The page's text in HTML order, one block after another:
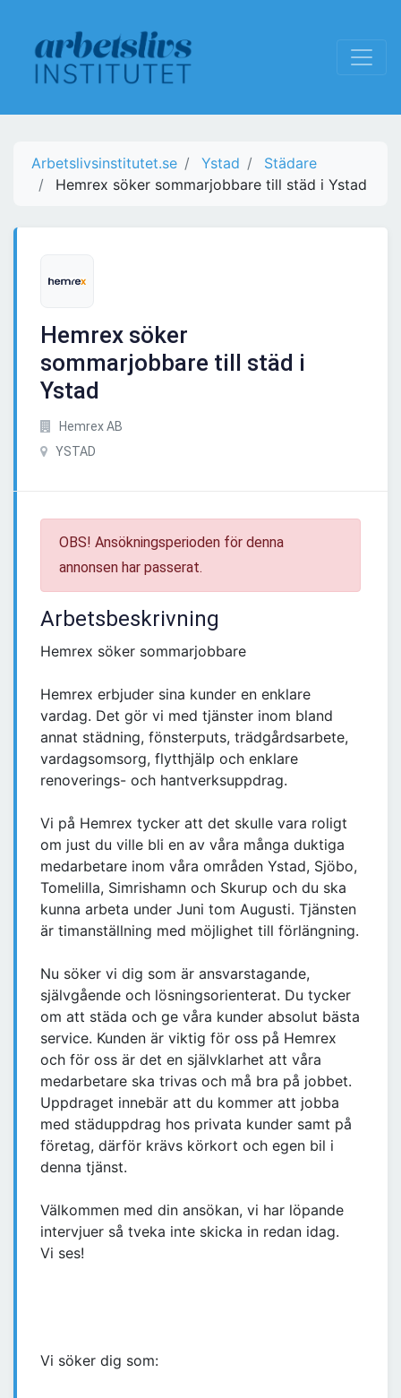
Arbetslivsinstitutet.se Ystad
Städare
Hemrex söker sommarjobbare till städ i Ystad
Hemrex söker
sommarjobbare till städ i
Ystad
Hemrex AB
YSTAD
OBS! Ansökningsperioden för denna
annonsen har passerat.
Arbetsbeskrivning
Hemrex söker sommarjobbare
Hemrex erbjuder sina kunder en enklare
vardag. Det gör vi med tjänster inom bland
annat städning, fönsterputs, trädgårdsarbete,
vardagsomsorg, flytthjälp och enklare
renoverings- och hantverksuppdrag.
Vi på Hemrex tycker att det skulle vara roligt
om just du ville bli en av våra många duktiga
medarbetare inom våra områden Ystad, Sjöbo,
Tomelilla, Simrishamn och Skurup och du ska
kunna arbeta under Juni tom Augusti. Tjänsten
är timanställning med möjlighet till förlängning.
Nu söker vi dig som är ansvarstagande,
självgående och lösningsorienterat. Du tycker
om att städa och ge våra kunder absolut bästa
service. Kunden är viktig för oss på Hemrex
och för oss är det en självklarhet att våra
medarbetare ska trivas och må bra på jobbet.
Uppdraget innebär att du kommer att jobba
med städuppdrag hos privata kunder samt på
företag, därför krävs körkort och egen bil i
denna tjänst.
Välkommen med din ansökan, vi har löpande
intervjuer så tveka inte skicka in redan idag.
Vi ses!
Vi söker dig som: